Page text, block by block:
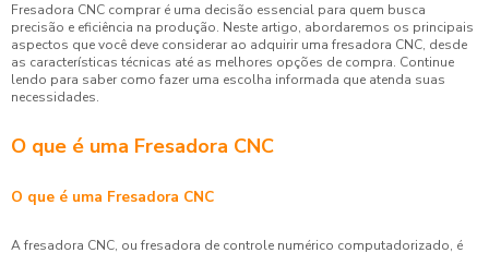
Fresadora CNC comprar é uma decisão essencial para quem busca
precisão e eficiência na produção. Neste artigo, abordaremos os principais
aspectos que você deve considerar ao adquirir uma fresadora CNC, desde
as características técnicas até as melhores opções de compra. Continue
lendo para saber como fazer uma escolha informada que atenda suas
necessidades.
O que é uma Fresadora CNC
O que é uma Fresadora CNC
A fresadora CNC, ou fresadora de controle numérico computadorizado, é